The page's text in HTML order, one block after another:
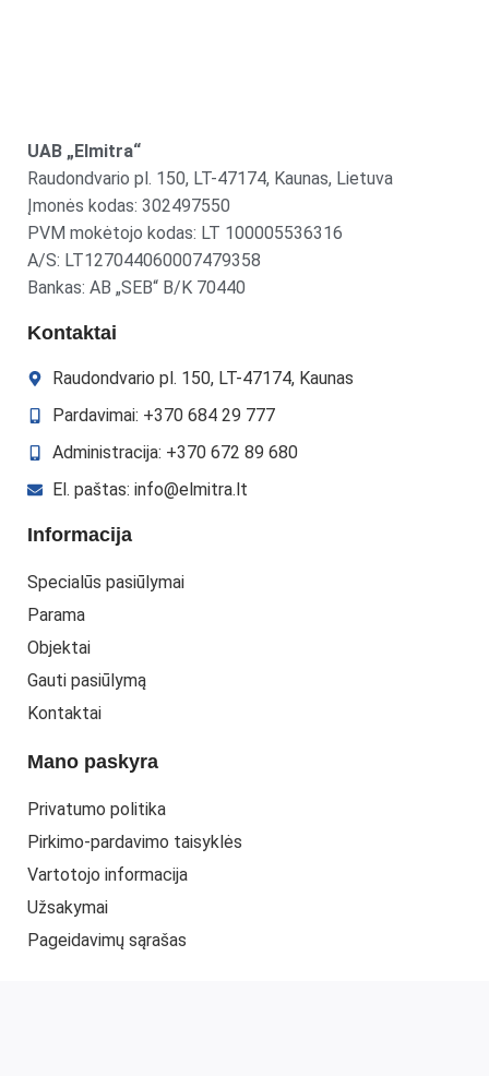
UAB „Elmitra“
Raudondvario pl. 150, LT-47174, Kaunas, Lietuva
Įmonės kodas: 302497550
PVM mokėtojo kodas: LT 100005536316
A/S: LT127044060007479358
Bankas: AB „SEB“ B/K 70440
Kontaktai
Raudondvario pl. 150, LT-47174, Kaunas
Pardavimai: +370 684 29 777
Administracija: +370 672 89 680
El. paštas: info@elmitra.lt
Informacija
Specialūs pasiūlymai
Parama
Objektai
Gauti pasiūlymą
Kontaktai
Mano paskyra
Privatumo politika
Pirkimo-pardavimo taisyklės
Vartotojo informacija
Užsakymai
Pageidavimų sąrašas